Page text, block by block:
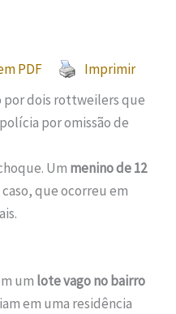
PDF
Imprimir
por dois rottweilers que
por omissão de
Um menino de 12
que ocorreu em
um lote vago no bairro
em uma residência